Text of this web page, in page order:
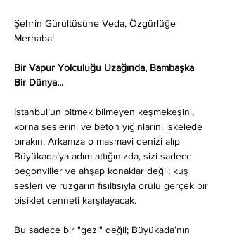
Şehrin Gürültüsüne Veda, Özgürlüğe
Merhaba!
Bir Vapur Yolculuğu Uzağında, Bambaşka
Bir Dünya...
İstanbul’un bitmek bilmeyen keşmekeşini,
korna seslerini ve beton yığınlarını iskelede
bırakın. Arkanıza o masmavi denizi alıp
Büyükada’ya adım attığınızda, sizi sadece
begonviller ve ahşap konaklar değil; kuş
sesleri ve rüzgarın fısıltısıyla örülü gerçek bir
bisiklet cenneti karşılayacak.
Bu sadece bir "gezi" değil; Büyükada’nın